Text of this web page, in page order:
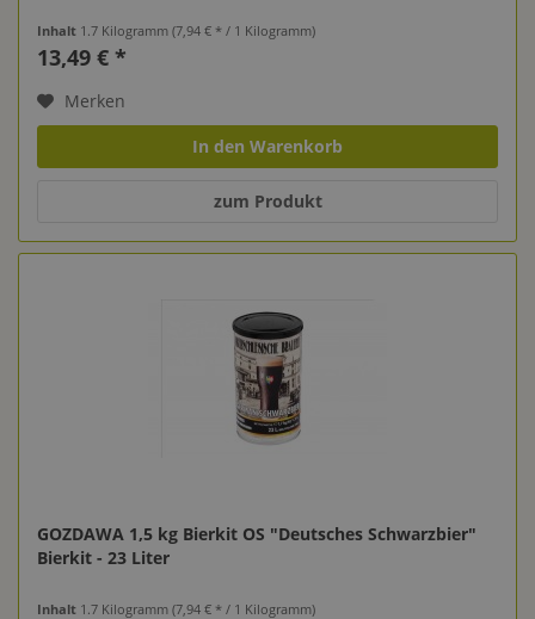
Inhalt 1.7 Kilogramm(7,94 € * / 1 Kilogramm)
13,49 € *
Merken
In den Warenkorb
zum Produkt
GOZDAWA 1,5 kg Bierkit OS "Deutsches Schwarzbier"
Bierkit - 23 Liter
Inhalt 1.7 Kilogramm(7,94 € * / 1 Kilogramm)